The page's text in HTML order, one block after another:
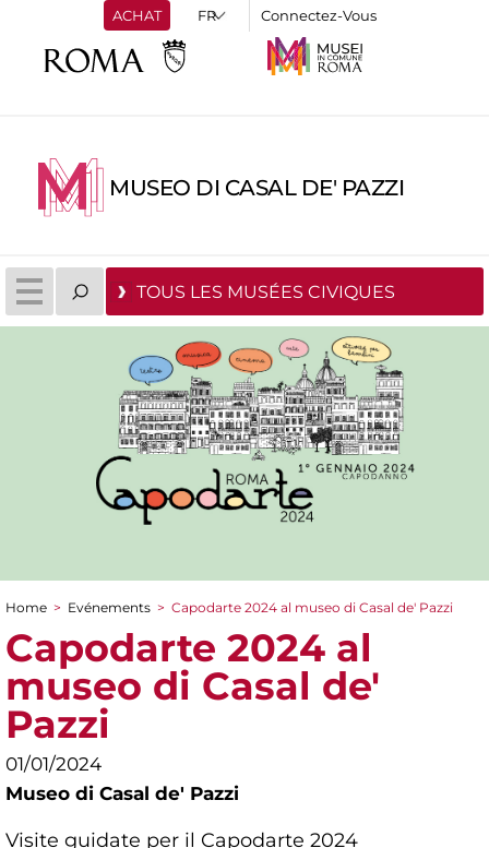
ACHAT Connectez-Vous
MUSEO DI CASAL DE' PAZZI
TOUS LES MUSÉES CIVIQUES
You are here
Home > Evénements > Capodarte 2024 al museo di Casal de' Pazzi
Capodarte 2024 al
museo di Casal de'
Pazzi
01/01/2024
Museo di Casal de' Pazzi
Visite guidate per il Capodarte 2024